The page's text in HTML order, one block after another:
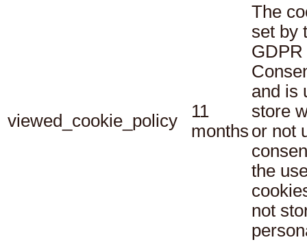
viewed_cookie_policy
11
months
The
set by
and is
store
or not
the
not